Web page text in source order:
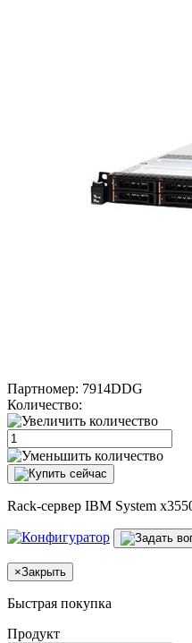
Партномер: 7914DDG
Количество:
Rack-сервер IBM System
×Закрыть
Быстрая покупка
Продукт